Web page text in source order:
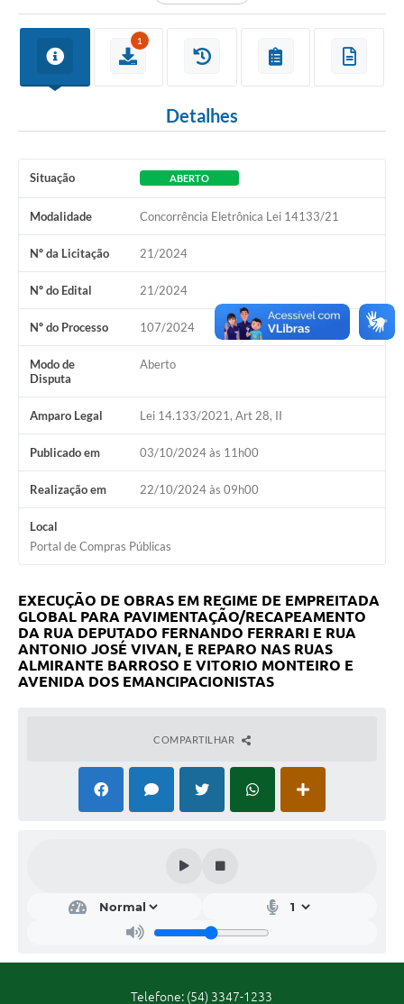
Parcerias da Lei 13.019/2014
Leis Municipais
Turismo
Governo
Conselho Municipal de Educação
Calendário de vacinação Covid-19
A NOSSA CIDADE
Galeria de Fotos
Ouvidoria
Audiências Públicas
Arquivos para Download
Notícias
Galeria de Vídeos
Contas Públicas
Legislação
Serviços Online
1
Detalhes
Situação ABERTO
Modalidade Concorrência Eletrônica Lei 14133/21
Nº da Licitação 21/2024
Nº do Edital 21/2024
Nº do Processo 107/2024
Modo de
Disputa
Aberto
Amparo Legal Lei 14.133/2021, Art 28, II
Publicado em 03/10/2024 às 11h00
Realização em 22/10/2024 às 09h00
Local
Portal de Compras Públicas
EXECUÇÃO DE OBRAS EM REGIME DE EMPREITADA
GLOBAL PARA PAVIMENTAÇÃO/RECAPEAMENTO
DA RUA DEPUTADO FERNANDO FERRARI E RUA
ANTONIO JOSÉ VIVAN, E REPARO NAS RUAS
ALMIRANTE BARROSO E VITORIO MONTEIRO E
AVENIDA DOS EMANCIPACIONISTAS
COMPARTILHAR
Telefone: (54) 3347-1233